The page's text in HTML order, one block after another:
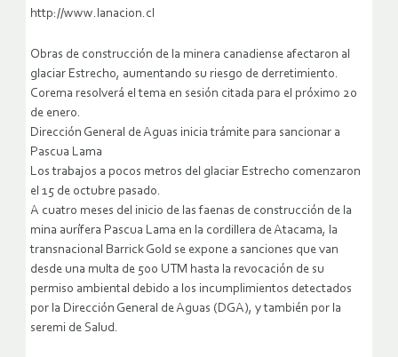
http://www.lanacion.cl
Obras de construcción de la minera canadiense afectaron al
glaciar Estrecho, aumentando su riesgo de derretimiento.
Corema resolverá el tema en sesión citada para el próximo 20
de enero.
Dirección General de Aguas inicia trámite para sancionar a
Pascua Lama
Los trabajos a pocos metros del glaciar Estrecho comenzaron
el 15 de octubre pasado.
A cuatro meses del inicio de las faenas de construcción de la
mina aurífera Pascua Lama en la cordillera de Atacama, la
transnacional Barrick Gold se expone a sanciones que van
desde una multa de 500 UTM hasta la revocación de su
permiso ambiental debido a los incumplimientos detectados
por la Dirección General de Aguas (DGA), y también por la
seremi de Salud.